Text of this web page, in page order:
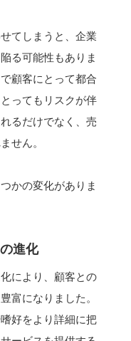
てしまうと、企業
る可能性もありま
顧客にとって都合
ってもリスクが伴
るだけでなく、売
せん。
かの変化がありま
進化
により、顧客との
富になりました。
好をより詳細に把